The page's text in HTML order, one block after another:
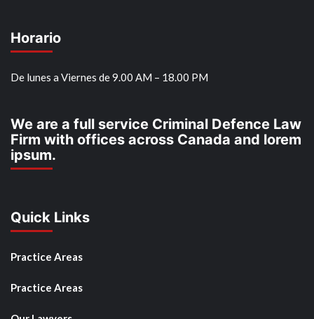
Horario
De lunes a Viernes de 9.00 AM – 18.00 PM
We are a full service Criminal Defence Law
Firm with offices across Canada and lorem
ipsum.
Quick Links
Practice Areas
Practice Areas